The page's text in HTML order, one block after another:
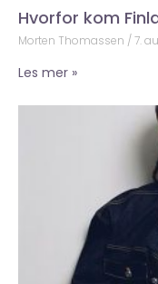
Hvorfor kom
Morten Thomassen 7.
Les mer »